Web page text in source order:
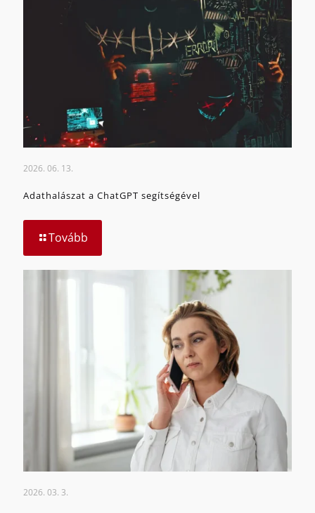
2026. 06. 13.
Adathalászat a ChatGPT segítségével
Tovább
2026. 03. 3.